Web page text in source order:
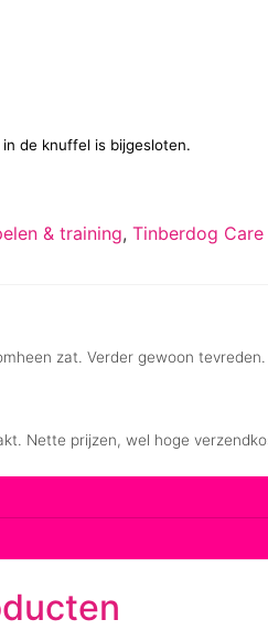
de knuffel is bijgesloten.
& training, Tinberdog Care